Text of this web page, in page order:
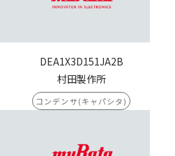
DEA1X3D151JA2B
村田製作所
コンデンサ(キャパシタ)